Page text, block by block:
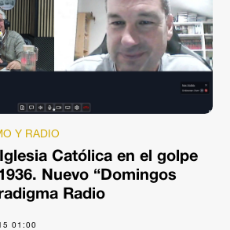
Y RADIO
Católica en el golpe
Nuevo “Domingos
Radio
01:00